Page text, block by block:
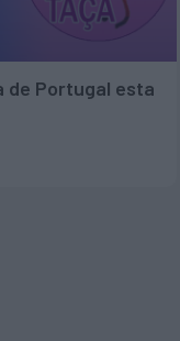
de Portugal esta